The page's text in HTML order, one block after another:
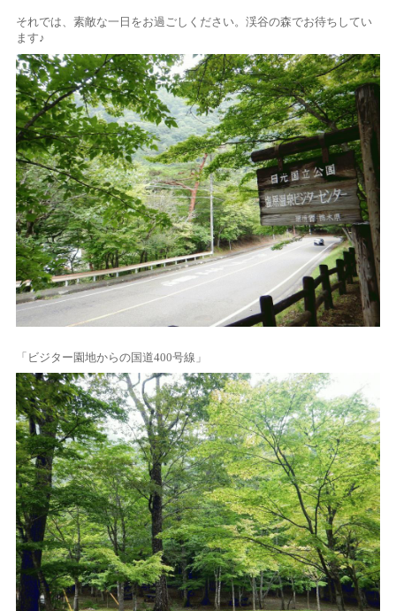
それでは、素敵な一日をお過ごしください。渓谷の森でお待ちしてい
ます♪
「ビジター園地からの国道400号線」